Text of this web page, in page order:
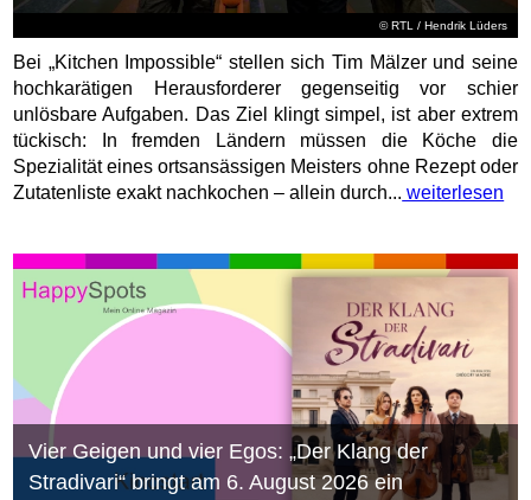
©RTL / Hendrik Lüders
Bei „Kitchen Impossible“ stellen sich Tim Mälzer und seine
hochkarätigen Herausforderer gegenseitig vor schier
unlösbare Aufgaben. Das Ziel klingt simpel, ist aber extrem
tückisch: In fremden Ländern müssen die Köche die
Spezialität eines ortsansässigen Meisters ohne Rezept oder
Zutatenliste exakt nachkochen – allein durch... weiterlesen
Vier Geigen und vier Egos: „Der Klang der
Stradivari“ bringt am 6. August 2026 ein